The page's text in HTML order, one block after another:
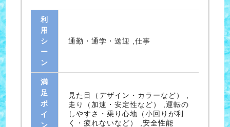
利
用
シ
ー
ン
通勤・通学・送迎 ,仕事
満
足
ポ
イ
ン
見た目（デザイン・カラーなど） ,
走り（加速・安定性など） ,運転の
しやすさ・乗り心地（小回りが利
く・疲れないなど） ,安全性能